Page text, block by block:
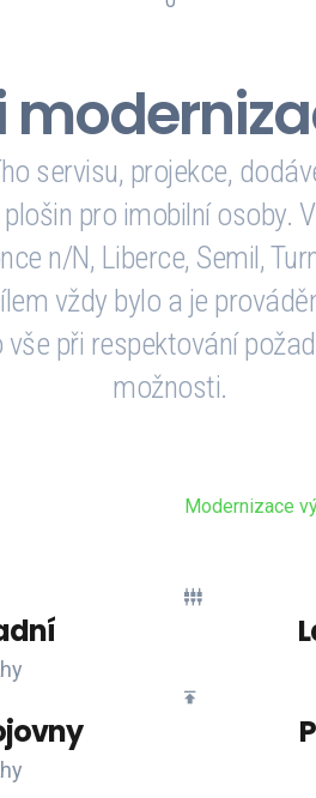
servisu, projekce,
pro imobilní osoby.
n/N, Liberce, Semil,
vždy bylo a je
při respektování
možnosti.
Modernizace